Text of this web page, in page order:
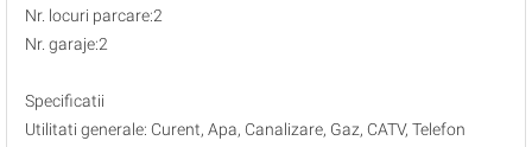
Nr. locuri parcare:2
Nr. garaje:2
Specificatii
Utilitati generale: Curent, Apa, Canalizare, Gaz, CATV, Telefon